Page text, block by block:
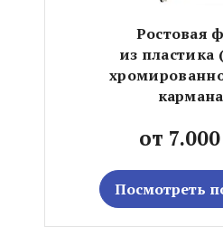
Ростовая
из пластика
от
Посмотреть